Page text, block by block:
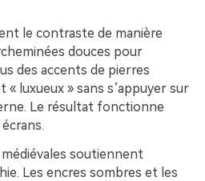
le contraste de manière
douces pour
des accents de pierres
« luxueux » sans s’appuyer sur
Le résultat fonctionne
soutiennent
Les encres sombres et les